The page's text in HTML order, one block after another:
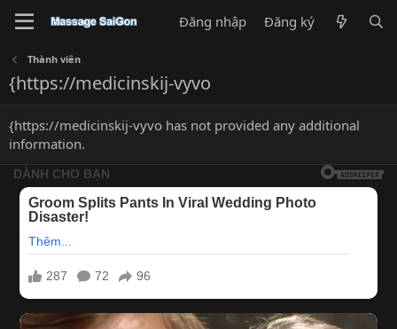
Đăng nhập Đăng ký
Thành viên
{https://medicinskij-vyvo
{https://medicinskij-vyvo has not provided any additional
information.